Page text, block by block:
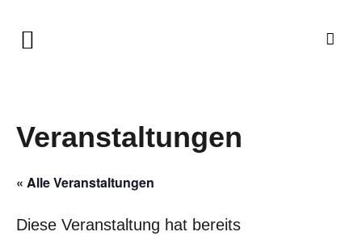
Veranstaltungen
« Alle Veranstaltungen
Diese Veranstaltung hat bereits